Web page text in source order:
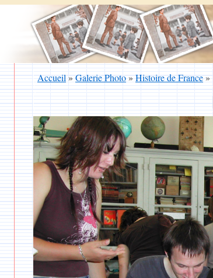
Accueil»Galerie Photo»Histoire de France»